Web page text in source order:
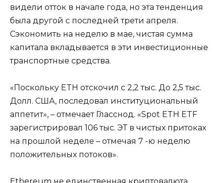
видели отток в начале года, но эта тенденция
была другой с последней трети апреля.
Сэкономить на неделю в мае, чистая сумма
капитала вкладывается в эти инвестиционные
транспортные средства.
«Поскольку ETH отскочил с 2,2 тыс. До 2,5 тыс.
Долл. США, последовал институциональный
аппетит», – отмечает Гласснод. «Spot ETH ETF
зарегистрировал 106 тыс. ЭТ в чистых притоках
на прошлой неделе – отмечая 7 -ю неделю
положительных потоков».